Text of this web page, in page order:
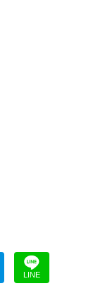
LINE